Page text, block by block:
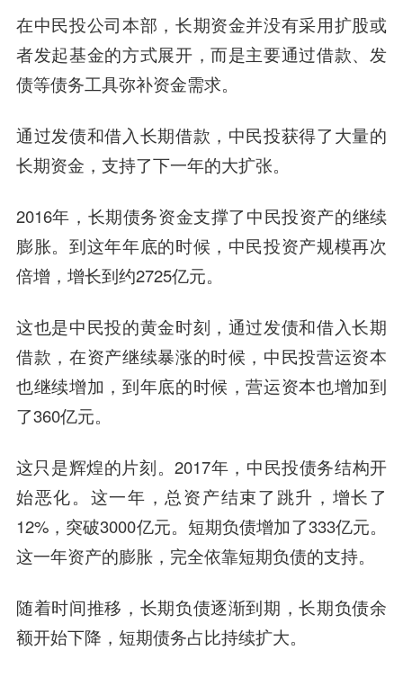
在中民投公司本部，长期资金并没有采用扩股或
者发起基金的方式展开，而是主要通过借款、发
债等债务工具弥补资金需求。
通过发债和借入长期借款，中民投获得了大量的
长期资金，支持了下一年的大扩张。
2016年，长期债务资金支撑了中民投资产的继续
膨胀。到这年年底的时候，中民投资产规模再次
倍增，增长到约2725亿元。
这也是中民投的黄金时刻，通过发债和借入长期
借款，在资产继续暴涨的时候，中民投营运资本
也继续增加，到年底的时候，营运资本也增加到
了360亿元。
这只是辉煌的片刻。2017年，中民投债务结构开
始恶化。这一年，总资产结束了跳升，增长了
12%，突破3000亿元。短期负债增加了333亿元。
这一年资产的膨胀，完全依靠短期负债的支持。
随着时间推移，长期负债逐渐到期，长期负债余
额开始下降，短期债务占比持续扩大。